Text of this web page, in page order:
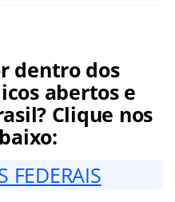
dentro dos
abertos e
Clique nos
FEDERAIS